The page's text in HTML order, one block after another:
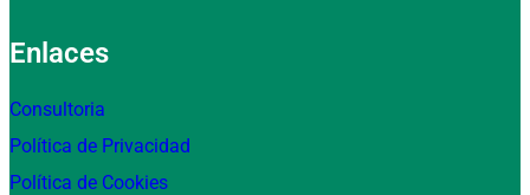
Enlaces
Consultoria
Política de Privacidad
Política de Cookies